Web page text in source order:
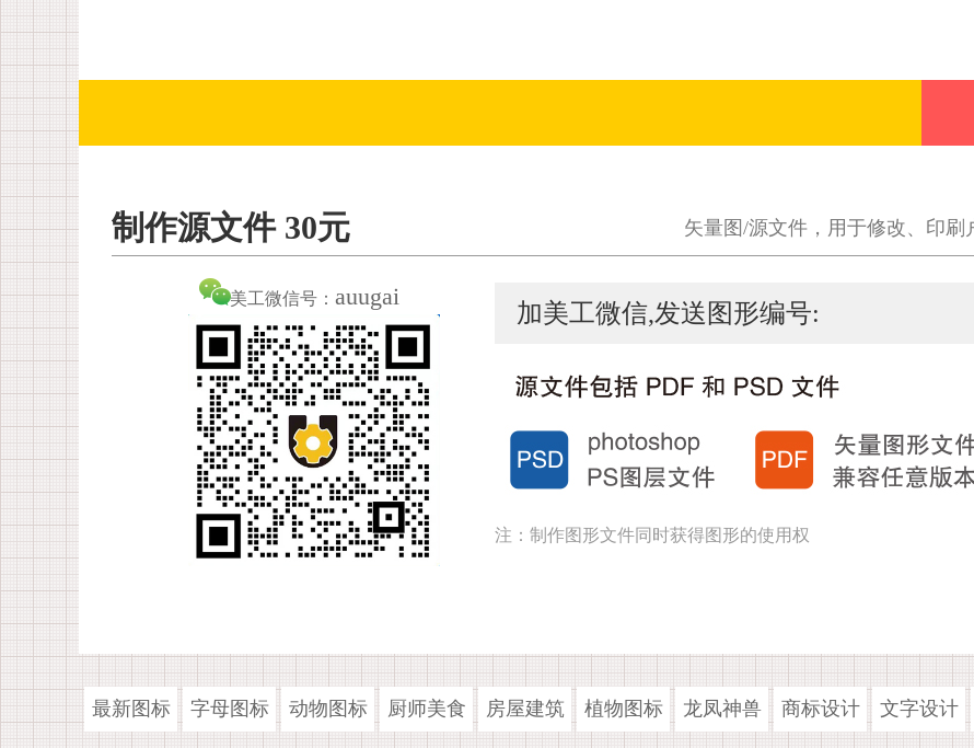
制作源文件 30元 矢量图/源文件，用于修改、印
美工微信号： auugai
加美工微信,发送图形编号:
注：制作图形文件同时获得图形的使用权
最新图标 字母图标 动物图标 厨师美食 房屋建筑 植物图标 龙凤神兽 商标设计 文字设计